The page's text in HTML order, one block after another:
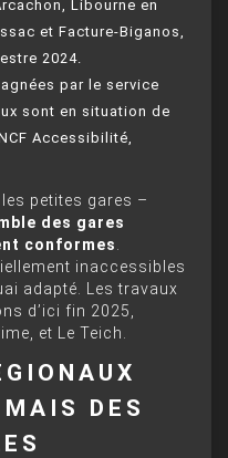
Libourne en
et Facture-Biganos,
2024.
par le service
sont en situation de
Accessibilité,
petites gares –
des gares
conformes
inaccessibles
adapté. Les travaux
d’ici fin 2025,
et Le Teich.
DES